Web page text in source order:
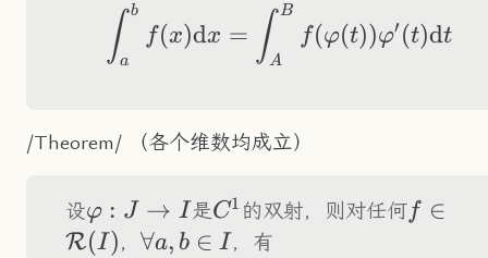
∫a
b
f (x)dx = ∫A
B
f(φ(t))φ′ (t)dt
/Theorem/ （各个维数均成立）
设\varphi:J\to
I
φ : J → I 是C^1
C1 的双射，则对任何f ∈
R(I)， \forall
∀a, b ∈ I ，有